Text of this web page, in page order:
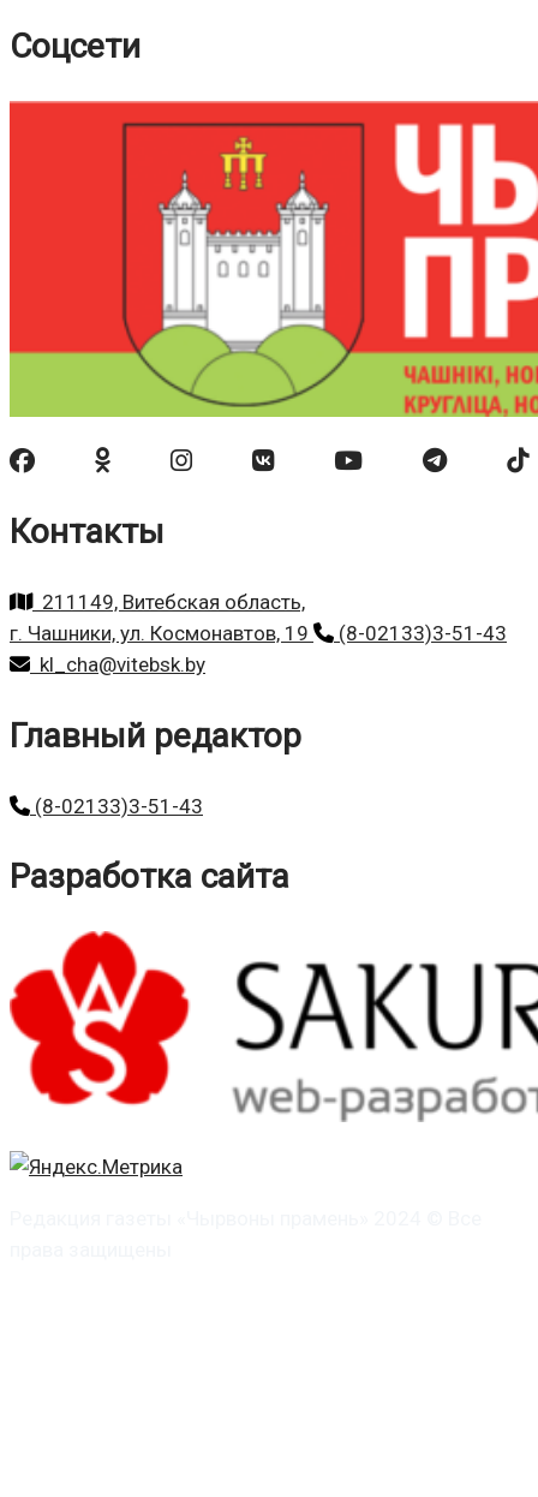
Соцсети
Контакты
211149, Витебская область,
г. Чашники, ул. Космонавтов, 19
(8-02133)3-51-43
kl_cha@vitebsk.by
Главный редактор
(8-02133)3-51-43
Разработка сайта